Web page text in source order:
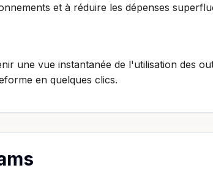
et à réduire les dépenses
une vue instantanée de l'utilisation des
en quelques clics.